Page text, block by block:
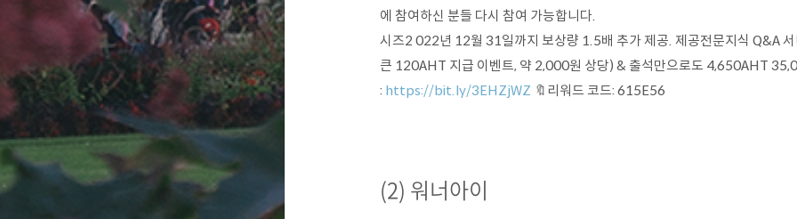
에 참여하신 분들 다시 참여 가능합니다.
시즈2 022년 12월 31일까지 보상량 1.5배 추가 제공. 제공전문지식 Q&A
큰 120AHT 지급 이벤트, 약 2,000원 상당) & 출석만으로도 4,650AHT
: https://bit.ly/3EHZjWZ 🔖리워드 코드: 615E56
(2) 워너아이